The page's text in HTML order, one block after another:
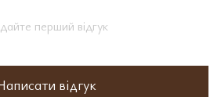
перший відгук
відгук